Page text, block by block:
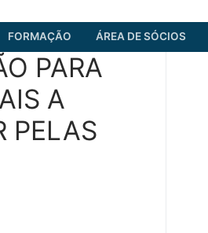
FORMAÇÃO ÁREA DE SÓCIOS
PARA
A
PELAS